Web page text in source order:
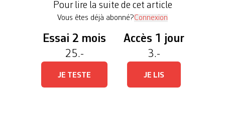
signataires enjoignent la direction et le […]
Pour lire la suite de cet article
Vous êtes déjà abonné?Connexion
Essai 2 mois
25.-
JE TESTE
Accès 1 jour
3.-
JE LIS